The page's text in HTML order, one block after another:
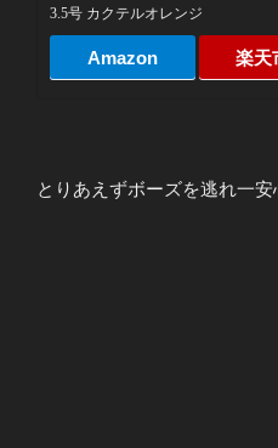
3.5号 カクテルオレンジ
Amazon 楽天
とりあえずボーズを逃れ一安